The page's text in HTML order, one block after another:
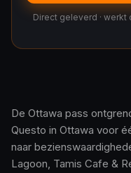
Direct geleverd · werkt
De Ottawa pass
Questo in Ottawa voor
naar
Lagoon, Tamis Cafe &